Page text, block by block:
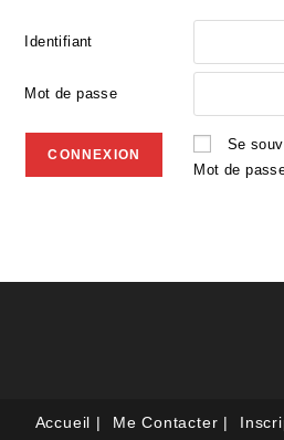
Identifiant
Mot de passe
Se
Mot de
Accueil Me Contacter